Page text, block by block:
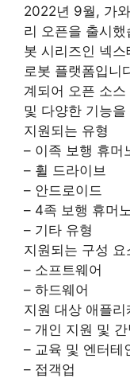
2022년 9월, 가
리 오픈을 출시
봇 시리즈인 넥
로봇 플랫폼입니
계되어 오픈 소
및 다양한 기능
지원되는 유형
– 이족 보행 휴머
– 휠 드라이브
– 안드로이드
– 4족 보행 휴머
– 기타 유형
지원되는 구성 요
– 소프트웨어
– 하드웨어
지원 대상 애플리
– 개인 지원 및 간
– 교육 및 엔터테
– 접객업